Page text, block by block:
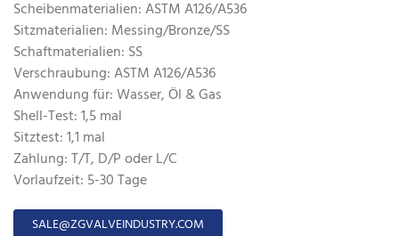
Scheibenmaterialien: ASTM A126/A536
Sitzmaterialien: Messing/Bronze/SS
Schaftmaterialien: SS
Verschraubung: ASTM A126/A536
Anwendung für: Wasser, Öl & Gas
Shell-Test: 1,5 mal
Sitztest: 1,1 mal
Zahlung: T/T, D/P oder L/C
Vorlaufzeit: 5-30 Tage
SALE@ZGVALVEINDUSTRY.COM